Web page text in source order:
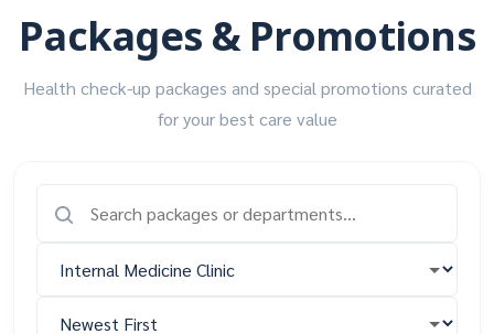
Packages & Promotions
Health check-up packages and special promotions curated
for your best care value